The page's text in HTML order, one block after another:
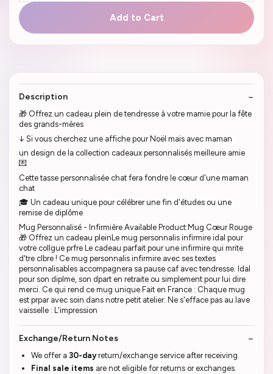
Add to Cart
Description
🎁 Offrez un cadeau plein de tendresse à votre mamie pour la fête
des grands-mères
↓ Si vous cherchez une affiche pour Noël mais avec maman
un design de la collection cadeaux personnalisés meilleure amie
💌
Cette tasse personnalisée chat fera fondre le cœur d'une maman
chat
🎓 Un cadeau unique pour célébrer une fin d'études ou une
remise de diplôme
Mug Personnalisé - Infirmière Available Product:Mug Cœur Rouge
🎁 Offrez un cadeau pleinLe mug personnalis infirmire idal pour
votre collgue prfre Le cadeau parfait pour une infirmire qui mrite
d'tre clbre ! Ce mug personnalis infirmire avec ses textes
personnalisables accompagnera sa pause caf avec tendresse. Idal
pour son diplme, son dpart en retraite ou simplement pour lui dire
merci. Ce qui rend ce mug unique Fait en France : Chaque mug
est prpar avec soin dans notre petit atelier. Ne s'efface pas au lave
vaisselle : L'impression
Exchange/Return Notes
We offer a 30-dayreturn/exchange service after receiving.
Final sale items are not eligible for returns or exchanges.